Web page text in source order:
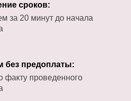
сроков:
за 20 минут до начала
без предоплаты:
факту проведенного